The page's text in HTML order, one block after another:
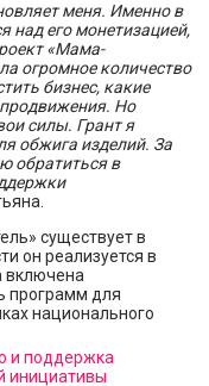
меня. Именно в
над его монетизацией,
«Мама-
огромное количество
бизнес, какие
Но
силы. Грант я
обжига изделий. За
обратиться в
существует в
он реализуется в
включена
программ для
национального
и поддержка
инициативы